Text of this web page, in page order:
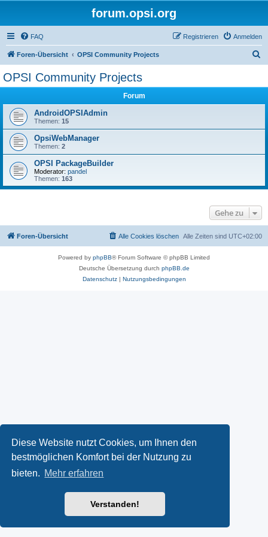
Diese Website nutzt Cookies, um Ihnen den
bestmöglichen Komfort bei der Nutzung zu
bieten. Mehr erfahren
Verstanden!
forum.opsi.org
FAQ Anmelden
Registrieren
Foren-Übersicht OPSI Community Projects
OPSI Community Projects
Forum
AndroidOPSIAdmin
Themen: 15
OpsiWebManager
Themen: 2
OPSI PackageBuilder
Moderator: pandel
Themen: 163
Gehe zu
Foren-Übersicht Alle Zeiten sind UTC+02:00
Alle Cookies löschen
Powered by phpBB® Forum Software © phpBB Limited
Deutsche Übersetzung durch phpBB.de
Datenschutz| Nutzungsbedingungen